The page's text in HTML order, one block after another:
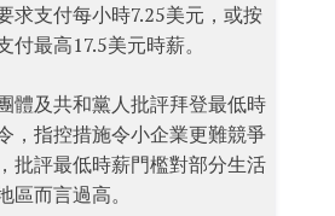
求支付每小時7.25美元，或按
付最高17.5美元時薪。
體及共和黨人批評拜登最低時
，指控措施令小企業更難競爭
批評最低時薪門檻對部分生活
區而言過高。